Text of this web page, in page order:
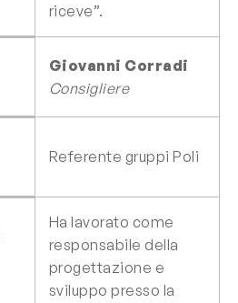
riceve”.
Giovanni Corradi
Consigliere
Referente gruppi Poli
Ha lavorato come
responsabile della
progettazione e
sviluppo presso la